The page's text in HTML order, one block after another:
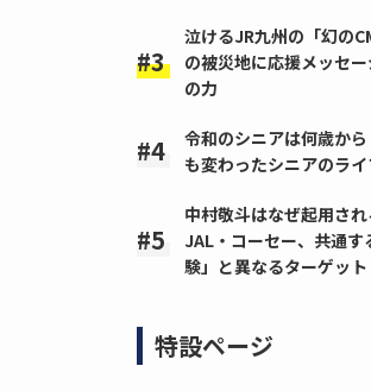
泣けるJR九州の「幻の
の被災地に応援メッセ
の力
令和のシニアは何歳か
も変わったシニアのラ
中村敬斗はなぜ起用さ
JAL・コーセー、共通す
験」と異なるターゲット
特設ページ